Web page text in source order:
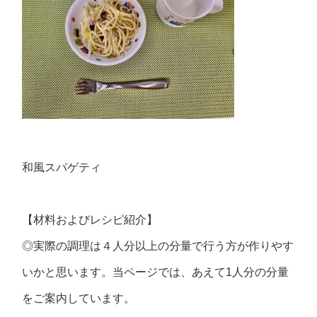
和風スパゲティ
【材料およびレシピ紹介】
◎実際の調理は４人分以上の分量で行う方が作りやす
いかと思います。当ページでは、あえて1人分の分量
をご案内しています。